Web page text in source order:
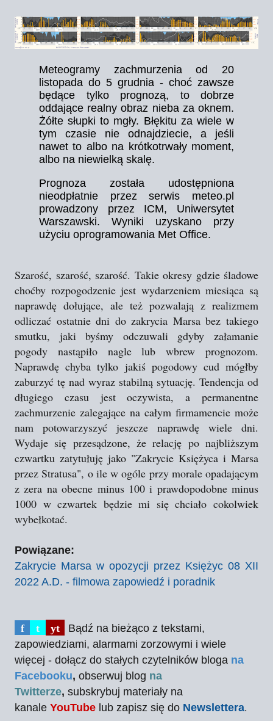
Meteogramy zachmurzenia od 20
listopada do 5 grudnia - choć zawsze
będące tylko prognozą, to dobrze
oddające realny obraz nieba za oknem.
Żółte słupki to mgły. Błękitu za wiele w
tym czasie nie odnajdziecie, a jeśli
nawet to albo na krótkotrwały moment,
albo na niewielką skalę.
Prognoza została udostępniona
nieodpłatnie przez serwis meteo.pl
prowadzony przez ICM, Uniwersytet
Warszawski. Wyniki uzyskano przy
użyciu oprogramowania Met Office.
Szarość, szarość, szarość. Takie okresy gdzie śladowe
choćby rozpogodzenie jest wydarzeniem miesiąca są
naprawdę dołujące, ale też pozwalają z realizmem
odliczać ostatnie dni do zakrycia Marsa bez takiego
smutku, jaki byśmy odczuwali gdyby załamanie
pogody nastąpiło nagle lub wbrew prognozom.
Naprawdę chyba tylko jakiś pogodowy cud mógłby
zaburzyć tę nad wyraz stabilną sytuację. Tendencja od
długiego czasu jest oczywista, a permanentne
zachmurzenie zalegające na całym firmamencie może
nam potowarzyszyć jeszcze naprawdę wiele dni.
Wydaje się przesądzone, że relację po najbliższym
czwartku zatytułuję jako "Zakrycie Księżyca i Marsa
przez Stratusa", o ile w ogóle przy morale opadającym
z zera na obecne minus 100 i prawdopodobne minus
1000 w czwartek będzie mi się chciało cokolwiek
wybełkotać.
Powiązane:
Zakrycie Marsa w opozycji przez Księżyc 08 XII
2022 A.D. - filmowa zapowiedź i poradnik
f t yt
Bądź na bieżąco z tekstami,
zapowiedziami, alarmami zorzowymi i wiele
więcej - dołącz do stałych czytelników bloga na
Facebooku, obserwuj blog na
Twitterze, subskrybuj materiały na
kanale YouTube lub zapisz się do Newslettera.